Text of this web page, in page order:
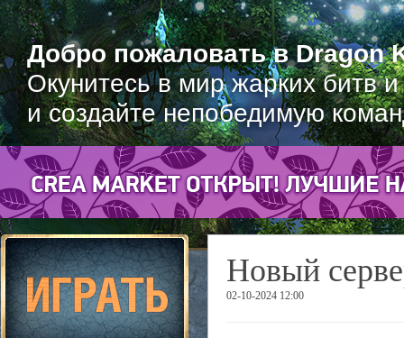
Добро пожаловать в Dragon
Окунитесь в мир жарких битв
и создайте непобедимую
Новый
02-10-2024 12:00